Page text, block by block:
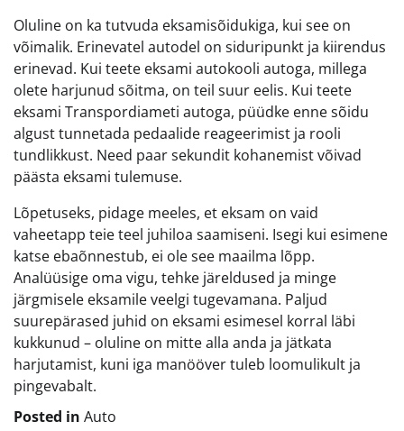
Oluline on ka tutvuda eksamisõidukiga, kui see on
võimalik. Erinevatel autodel on siduripunkt ja kiirendus
erinevad. Kui teete eksami autokooli autoga, millega
olete harjunud sõitma, on teil suur eelis. Kui teete
eksami Transpordiameti autoga, püüdke enne sõidu
algust tunnetada pedaalide reageerimist ja rooli
tundlikkust. Need paar sekundit kohanemist võivad
päästa eksami tulemuse.
Lõpetuseks, pidage meeles, et eksam on vaid
vaheetapp teie teel juhiloa saamiseni. Isegi kui esimene
katse ebaõnnestub, ei ole see maailma lõpp.
Analüüsige oma vigu, tehke järeldused ja minge
järgmisele eksamile veelgi tugevamana. Paljud
suurepärased juhid on eksami esimesel korral läbi
kukkunud – oluline on mitte alla anda ja jätkata
harjutamist, kuni iga manööver tuleb loomulikult ja
pingevabalt.
Posted in Auto